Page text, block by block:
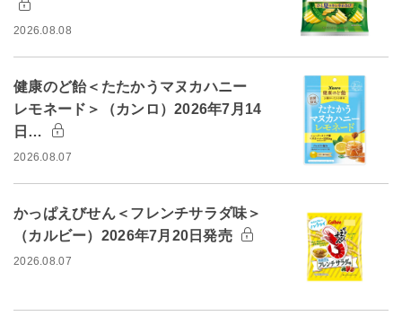
2026.08.08
健康のど飴＜たたかうマヌカハニー
レモネード＞（カンロ）2026年7月14
日…
2026.08.07
かっぱえびせん＜フレンチサラダ味＞
（カルビー）2026年7月20日発売
2026.08.07